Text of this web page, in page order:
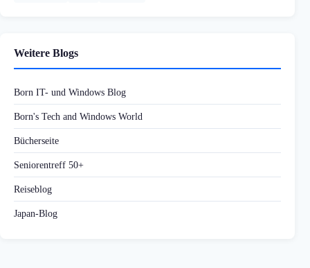
Weitere Blogs
Born IT- und Windows Blog
Born's Tech and Windows World
Bücherseite
Seniorentreff 50+
Reiseblog
Japan-Blog